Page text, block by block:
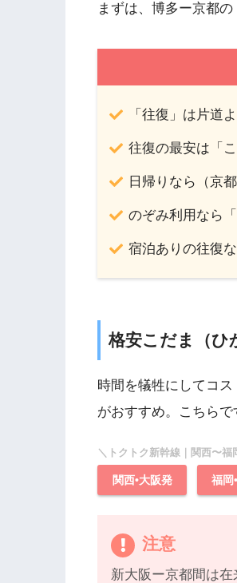
まずは、博多ー京都
「往復」は片道
往復の最安は「
日帰りなら（京
のぞみ利用なら
宿泊ありの往復
格安こだま（ひ
時間を犠牲にしてコ
がおすすめ。こちらで
＼トクトク新幹線｜関西〜福
関西•大阪発 福岡
注意
新大阪ー京都間は在